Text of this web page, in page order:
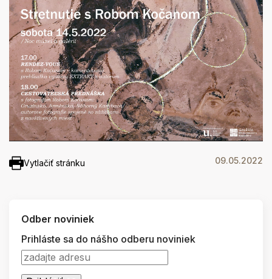
Vytlačiť stránku 09.05.2022
Odber noviniek
Prihláste sa do nášho odberu noviniek